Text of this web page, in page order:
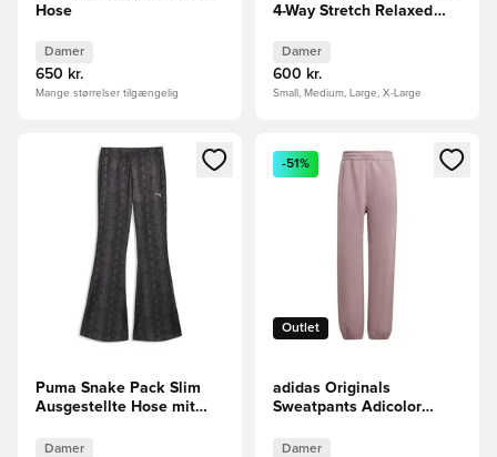
Hose
Damer
650 kr.
Mange størrelser tilgængelig
4-Way Stretch Relaxed
Damer
600 kr.
Small, Medium, Large, X-Large
Åbner en Modal til at logge ind eller tilmelde dig som
Puma Snake Pack Slim
Ausgestellte Hose mit
Damer
Åbner en Modal til at logge
Outlet
-51%
adidas Originals
Sweatpants Adicolor
Kvinde
Damer